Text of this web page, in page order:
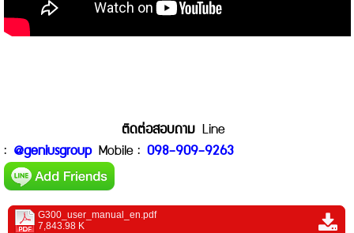
ติดต่อสอบถามLine
: @geniusgroup Mobile : 098-909-9263
G300_user_manual_en.pdf
7,843.98 K